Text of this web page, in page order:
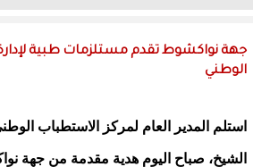
جهة نواكشوط تقدم مستلزمات طبية
الوطني
استلم المدير العام لمركز الاستطباب
الشيخ، صباح اليوم هدية مقدمة من جهة